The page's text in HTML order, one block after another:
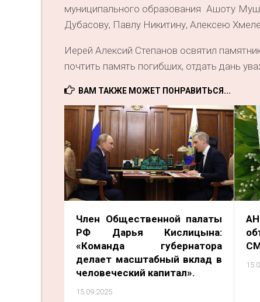
муниципального образования Ашоту
Дубасову, Павлу Никитину, Алексею
Иерей Алексий Степанов освятил
почтить память погибших, отдать дань
ВАМ ТАКЖЕ МОЖЕТ ПОНРАВИТЬСЯ...
Член Общественной палаты
РФ Дарья Кислицына:
«Команда губернатора
делает масштабный вклад в
человеческий капитал».
15.09.2025